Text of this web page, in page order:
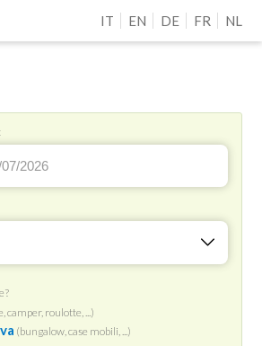
IT EN DE FR NL
camper, roulotte, ...)
(bungalow, case mobili, ...)